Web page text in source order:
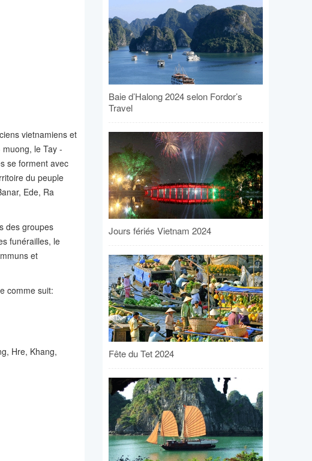
vietnamiens et
le Tay -
se forment avec
du peuple
Ede, Ra
des groupes
funérailles, le
et
comme suit:
Hre, Khang,
Baie d’Halong 2024 selon Fordor’s
Travel
Jours fériés Vietnam 2024
Fête du Tet 2024